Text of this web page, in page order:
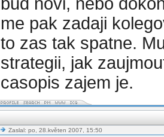
me pak zadaji
to zas tak spatne.
strategii, jak
casopis zajem je.
Zaslal: po, 28.květen 2007, 15:50